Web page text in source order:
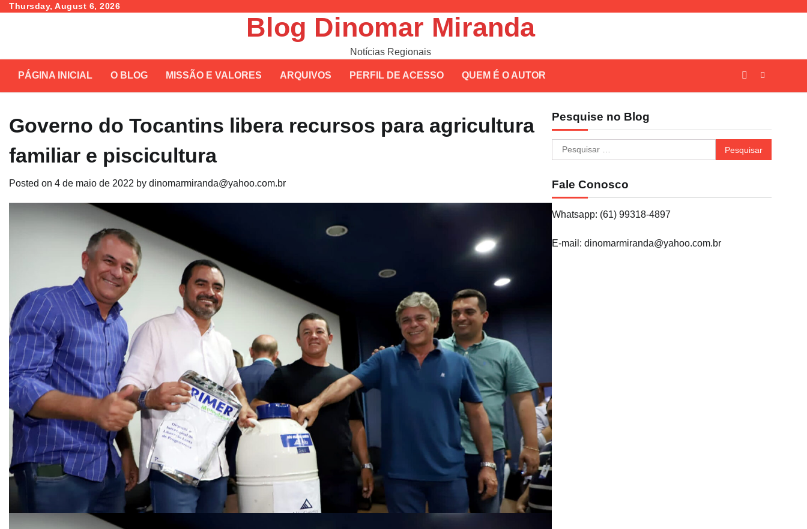
SkipThursday, August 6, 2026
Blog Dinomar Miranda
Notícias Regionais
PÁGINA INICIAL O BLOG MISSÃO E VALORES ARQUIVOS PERFIL DE ACESSO QUEM É O AUTOR
Governo do Tocantins libera recursos para agricultura
familiar e piscicultura
Posted on 4 de maio de 2022 by dinomarmiranda@yahoo.com.br
Pesquise no Blog
Pesquisar
por:
Fale Conosco
Whatsapp: (61) 99318-4897
E-mail: dinomarmiranda@yahoo.com.br